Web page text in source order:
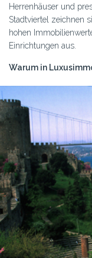
Herrenhäuser und
Stadtviertel zeichnen
hohen
Einrichtungen aus.
Warum in